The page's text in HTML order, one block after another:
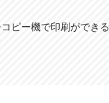
ピー機で印刷ができる